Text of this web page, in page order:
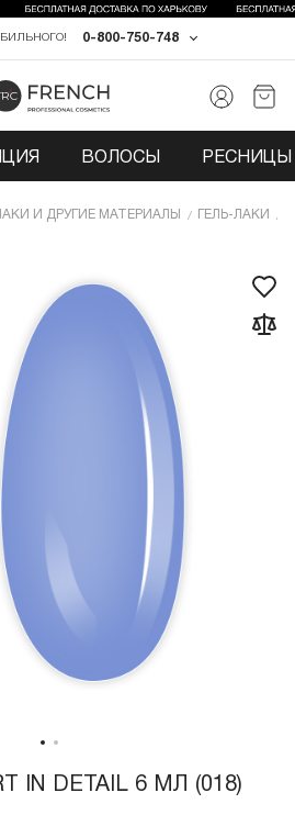
0-800-750-748
ВОЛОСЫ РЕСНИЦЫ
И ДРУГИЕ МАТЕРИАЛЫ ГЕЛЬ-ЛАКИ
IN DETAIL 6 МЛ (018)